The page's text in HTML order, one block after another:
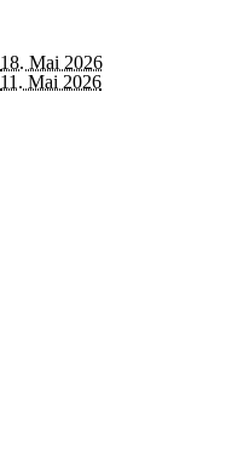
18. Mai 2026
11. Mai 2026